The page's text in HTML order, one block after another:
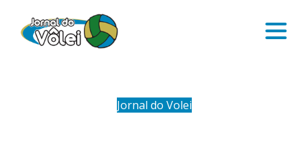
Jornal do Volei